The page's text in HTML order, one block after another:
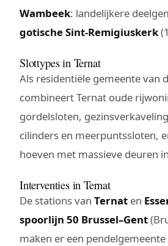
Wambeek: landelijkere
gotische Sint-Remigiuskerk
Slottypes in Ternat
Als residentiële gemeente van
combineert Ternat oude
gordelsloten,
cilinders en meerpuntssloten,
hoeven met massieve deuren
Interventies in Ternat
De stations van Ternat en
spoorlijn 50 Brussel–Gent
maken er een